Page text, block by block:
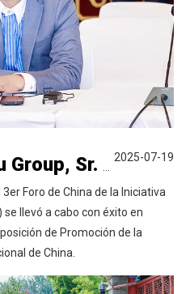
3er Foro de China de la Iniciativa
llevó a cabo con éxito en
de Promoción de la
de China.
2025-07-19